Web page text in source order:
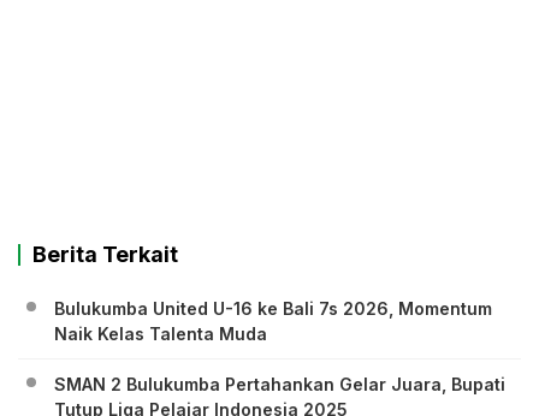
Berita Terkait
Bulukumba United U-16 ke Bali 7s 2026, Momentum
Naik Kelas Talenta Muda
SMAN 2 Bulukumba Pertahankan Gelar Juara, Bupati
Tutup Liga Pelajar Indonesia 2025